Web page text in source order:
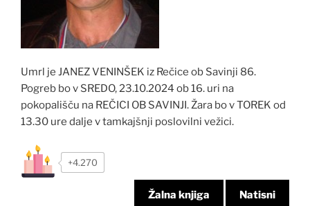
Umrl je JANEZ VENINŠEK iz Rečice ob Savinji 86.
Pogreb bo v SREDO, 23.10.2024 ob 16. uri na
pokopališču na REČICI OB SAVINJI. Žara bo v TOREK od
13.30 ure dalje v tamkajšnji poslovilni vežici.
+4.270
Žalna knjiga Natisni